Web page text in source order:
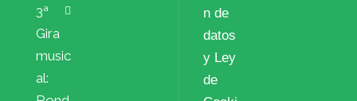
3ª
Gira
music
al:
n de
datos
y Ley
de